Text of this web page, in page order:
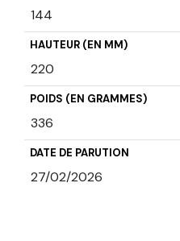
144
HAUTEUR (EN MM)
220
POIDS (EN GRAMMES)
336
DATE DE PARUTION
27/02/2026